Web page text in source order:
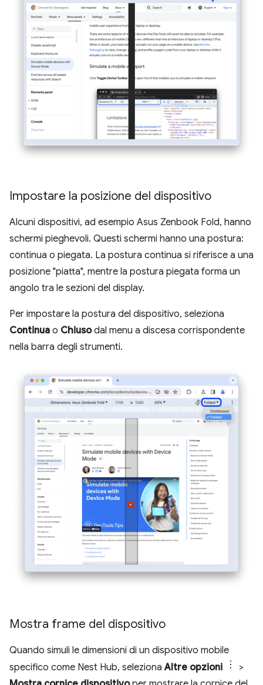
Impostare la posizione del dispositivo
Alcuni dispositivi, ad esempio Asus Zenbook Fold, hanno
schermi pieghevoli. Questi schermi hanno una postura:
continua o piegata. La postura continua si riferisce a una
posizione "piatta", mentre la postura piegata forma un
angolo tra le sezioni del display.
Per impostare la postura del dispositivo, seleziona
Continua o Chiusodal menu a discesa corrispondente
nella barra degli strumenti.
Mostra frame del dispositivo
Quando simuli le dimensioni di un dispositivo mobile
specifico come Nest Hub, selezionaAltre opzioni
>